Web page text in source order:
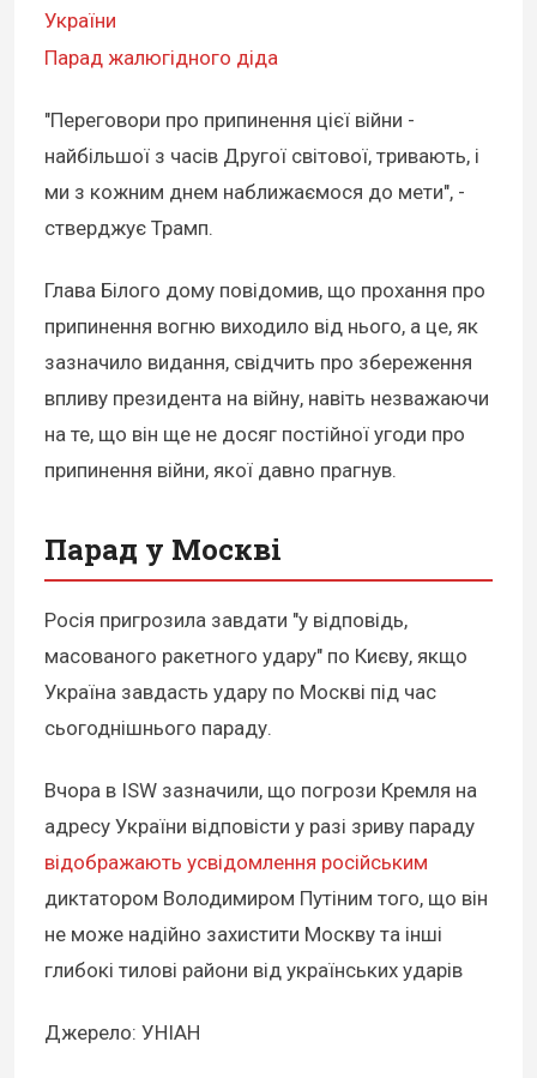
України
Парад жалюгідного діда
"Переговори про припинення цієї війни -
найбільшої з часів Другої світової, тривають, і
ми з кожним днем наближаємося до мети", -
стверджує Трамп.
Глава Білого дому повідомив, що прохання про
припинення вогню виходило від нього, а це, як
зазначило видання, свідчить про збереження
впливу президента на війну, навіть незважаючи
на те, що він ще не досяг постійної угоди про
припинення війни, якої давно прагнув.
Парад у Москві
Росія пригрозила завдати "у відповідь,
масованого ракетного удару" по Києву, якщо
Україна завдасть удару по Москві під час
сьогоднішнього параду.
Вчора в ISW зазначили, що погрози Кремля на
адресу України відповісти у разі зриву параду
відображають усвідомлення російським
диктатором Володимиром Путіним того, що він
не може надійно захистити Москву та інші
глибокі тилові райони від українських ударів
Джерело: УНІАН